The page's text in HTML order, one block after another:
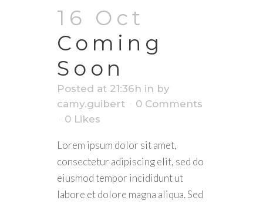
16 Oct
Coming
Soon
Posted at 21:36h in by
camy.guibert
0 Comments
0 Likes
Lorem ipsum dolor sit amet,
consectetur adipiscing elit, sed do
eiusmod tempor incididunt ut
labore et dolore magna aliqua. Sed